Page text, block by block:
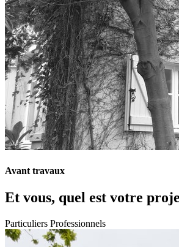
Avant travaux
Et vous, quel est votre
Particuliers Professionnels